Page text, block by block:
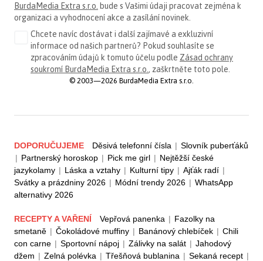
BurdaMedia Extra s.r.o. bude s Vašimi údaji pracovat zejména k
organizaci a vyhodnocení akce a zasílání novinek.
Chcete navíc dostávat i další zajímavé a exkluzivní
informace od našich partnerů? Pokud souhlasíte se
zpracováním údajů k tomuto účelu podle Zásad ochrany
soukromí BurdaMedia Extra s.r.o. , zaškrtněte toto pole.
© 2003—2026 BurdaMedia Extra s.r.o.
DOPORUČUJEME Děsivá telefonní čísla | Slovník puberťáků
| Partnerský horoskop | Pick me girl | Nejtěžší české
jazykolamy | Láska a vztahy | Kulturní tipy | Ajťák radí |
Svátky a prázdniny 2026 | Módní trendy 2026 | WhatsApp
alternativy 2026
RECEPTY A VAŘENÍ Vepřová panenka | Fazolky na
smetaně | Čokoládové muffiny | Banánový chlebíček | Chili
con carne | Sportovní nápoj | Zálivky na salát | Jahodový
džem | Zelná polévka | Třešňová bublanina | Sekaná recept |